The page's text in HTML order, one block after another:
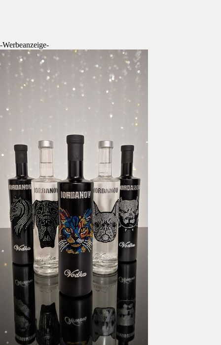
-Werbeanzeige-